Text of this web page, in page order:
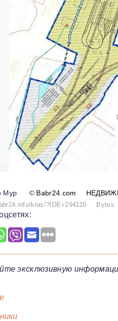
Мур © Babr24.com
kras/?IDE=294116 Bytes:
эксклюзивную